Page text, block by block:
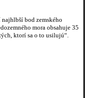
bod zemského
mora obsahuje 35
ktorí sa o to usilujú“.